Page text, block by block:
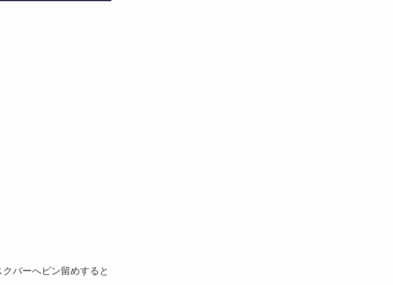
バーへピン留めすると